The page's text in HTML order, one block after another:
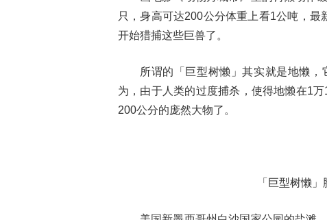
只，身高可达200公分体重上看1公吨，
开始猎捕这些巨兽了。
所谓的「巨型树懒」其实就是地懒
为，由于人类的过度捕杀，使得地懒在1
200公分的庞然大物了。
「巨型树懒